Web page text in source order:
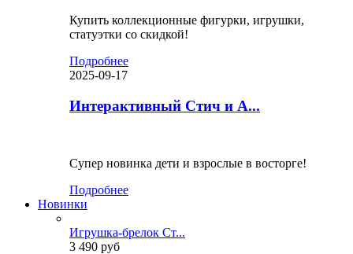
Купить коллекционные фигурки, игрушки,
статуэтки со скидкой!
Подробнее
2025-09-17
Интерактивный Стич и А...
Супер новинка дети и взрослые в восторге!
Подробнее
Новинки
Игрушка-брелок Ст...
3 490 руб